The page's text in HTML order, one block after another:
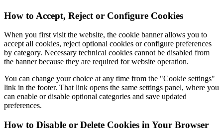
How to Accept, Reject or Configure Cookies
When you first visit the website, the cookie banner allows you to
accept all cookies, reject optional cookies or configure preferences
by category. Necessary technical cookies cannot be disabled from
the banner because they are required for website operation.
You can change your choice at any time from the "Cookie settings"
link in the footer. That link opens the same settings panel, where you
can enable or disable optional categories and save updated
preferences.
How to Disable or Delete Cookies in Your Browser